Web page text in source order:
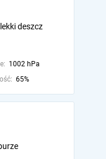
deszcz
1002 hPa
65%